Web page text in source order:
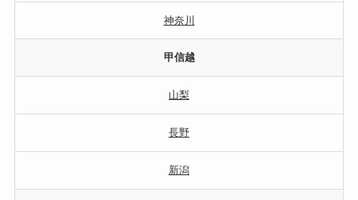
神奈川
甲信越
山梨
長野
新潟